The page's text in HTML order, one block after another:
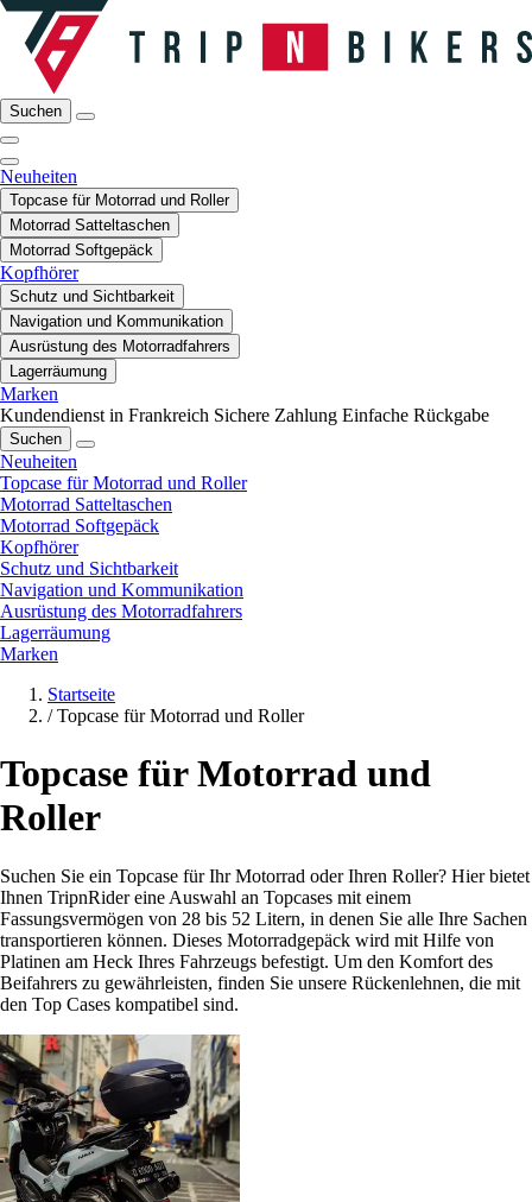
Suchen
Neuheiten
Topcase für Motorrad und Roller
Motorrad Satteltaschen
Motorrad Softgepäck
Kopfhörer
Schutz und Sichtbarkeit
Navigation und Kommunikation
Ausrüstung des Motorradfahrers
Lagerräumung
Marken
Kundendienst in Frankreich Sichere Zahlung Einfache Rückgabe
Suchen
Neuheiten
Topcase für Motorrad und Roller
Motorrad Satteltaschen
Motorrad Softgepäck
Kopfhörer
Schutz und Sichtbarkeit
Navigation und Kommunikation
Ausrüstung des Motorradfahrers
Lagerräumung
Marken
Startseite
/ Topcase für Motorrad und Roller
Topcase für Motorrad und
Roller
Suchen Sie ein Topcase für Ihr Motorrad oder Ihren Roller? Hier bietet
Ihnen TripnRider eine Auswahl an Topcases mit einem
Fassungsvermögen von 28 bis 52 Litern, in denen Sie alle Ihre Sachen
transportieren können. Dieses Motorradgepäck wird mit Hilfe von
Platinen am Heck Ihres Fahrzeugs befestigt. Um den Komfort des
Beifahrers zu gewährleisten, finden Sie unsere Rückenlehnen, die mit
den Top Cases kompatibel sind.